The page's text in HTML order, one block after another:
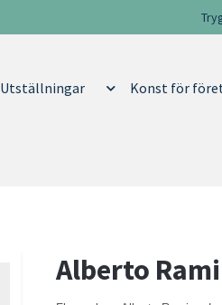
Utställningar Konst för
Alberto